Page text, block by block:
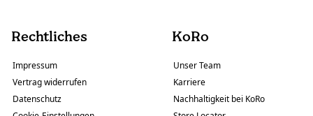
Rechtliches
Impressum
Vertrag widerrufen
Datenschutz
KoRo
Unser Team
Karriere
Nachhaltigkeit bei KoRo